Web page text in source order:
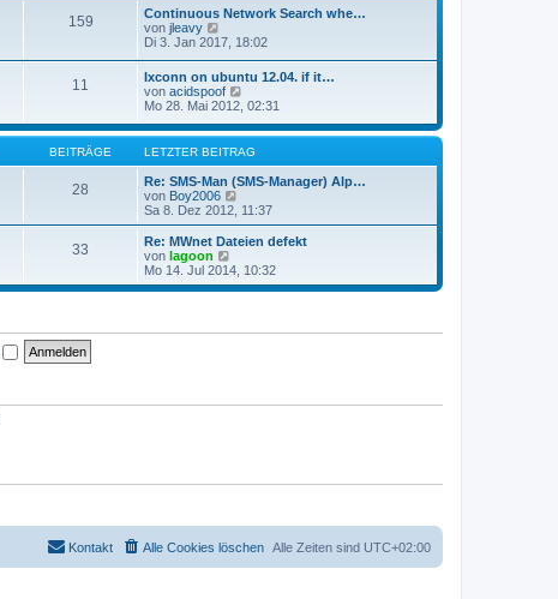
t
r
a
g
e
r
i
t
g
159
Continuous Network Search whe…
von jleavy
e
e
s
t
e
r
B
e
i
t
r
a
g
Di 3. Jan 2017, 18:02
11
Ixconn on ubuntu 12.04. if it…
von acidspoof
e
e
s
e
r
B
e
i
t
r
a
g
Mo 28. Mai 2012, 02:31
BEITRÄGE LETZTER BEITRAG
28
Re: SMS-Man (SMS-Manager) Alp…
von Boy2006
e
u
e
e
r
i
Sa 8. Dez 2012, 11:37
33
Re: MWnet Dateien defekt
von lagoon
e
u
Mo 14. Jul 2014, 10:32
Alle Zeiten sind UTC+02:00
Alle Cookies löschen
Kontakt